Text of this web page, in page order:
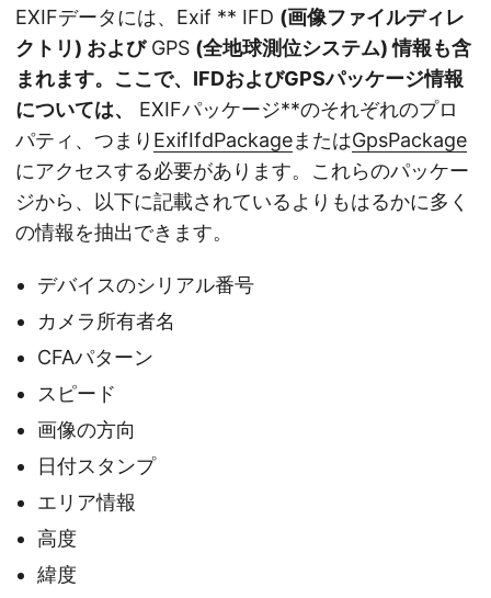
EXIFデータには、Exif ** IFD (画像ファイルディレ
クトリ) およびGPS (全地球測位システム) 情報も含
まれます。ここで、IFDおよびGPSパッケージ情報
については、
EXIFパッケージ**のそれぞれのプロ
パティ、つまり ExifIfdPackageまたはGpsPackage
にアクセスする必要があります。これらのパッケー
ジから、以下に記載されているよりもはるかに多く
の情報を抽出できます。
デバイスのシリアル番号
カメラ所有者名
CFAパターン
スピード
画像の方向
日付スタンプ
エリア情報
高度
緯度